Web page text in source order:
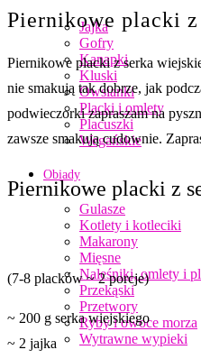
Jajka
Gofry
Kanapki
Kluski
Owsianki
Placki i omlety
Placuszki
Wegańskie
Obiady
Gulasze
Kotlety i kotleciki
Makarony
Mięsne
Naleśniki, omlety i
Przekąski
Przetwory
Ryby i owoce morza
Wytrawne wypieki
Piernikowe placki
Piernikowe placki z serka
nie smakują tak dobrze, jak
podwieczorki zapraszam na
zawsze smakują cudownie.
Piernikowe placki z
(7-8 placków ~ 2 porcje)
~ 200 g serka wiejskiego
~ 2 jajka